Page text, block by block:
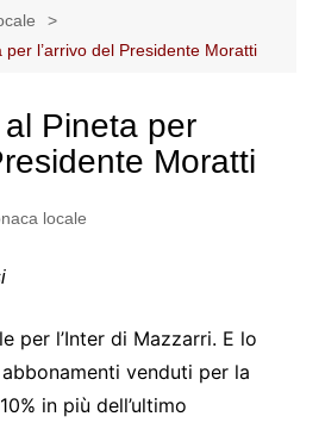
l’arrivo del Presidente Moratti
Pineta per
Moratti
locale
per l’Inter di Mazzarri. E lo
venduti per la
in più dell’ultimo